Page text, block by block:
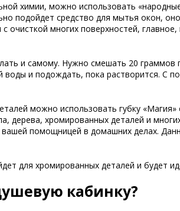
химии, можно использовать
подойдет средство для мытья окон,
очисткой многих поверхностей,
и самому. Нужно смешать 20
воды и подождать, пока растворится. С
можно использовать губку «Магия»
дерева, хромированных деталей и
помощницей в домашних делах.
для хромированных деталей и будет
кабинку?